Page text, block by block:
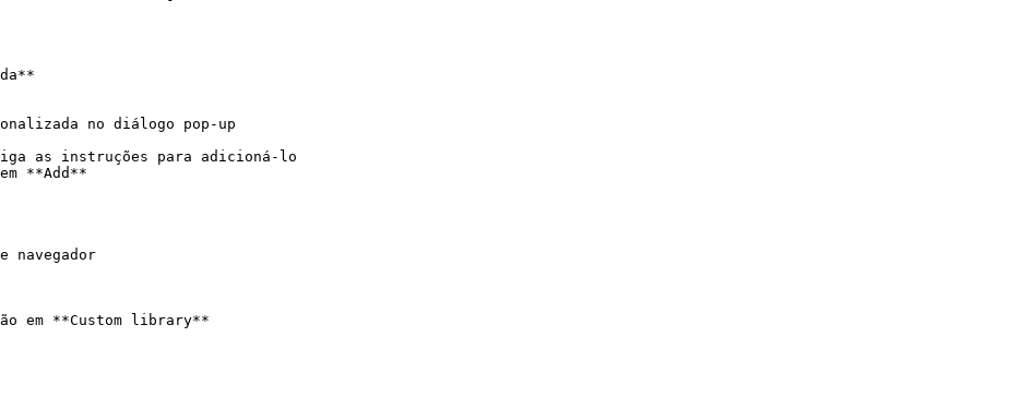
no diálogo pop-up
as instruções para adicioná-lo
**Add**
navegador
em **Custom library**